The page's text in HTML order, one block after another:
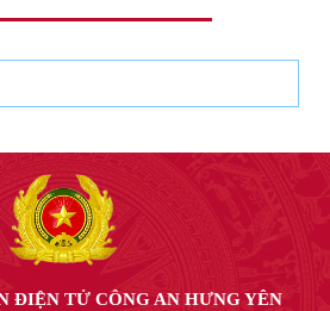
ĐIỆN TỬ CÔNG AN HƯNG YÊN